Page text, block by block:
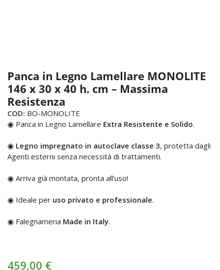
Panca in Legno Lamellare MONOLITE
146 x 30 x 40 h. cm – Massima
Resistenza
COD: BO-MONOLITE
◉ Panca in Legno Lamellare Extra Resistente e Solido.
◉ Legno impregnato in autoclave classe 3, protetta dagli
Agenti esterni senza necessità di trattamenti.
◉ Arriva già montata, pronta all’uso!
◉ Ideale per uso privato e professionale.
◉ Falegnameria Made in Italy.
459,00 €